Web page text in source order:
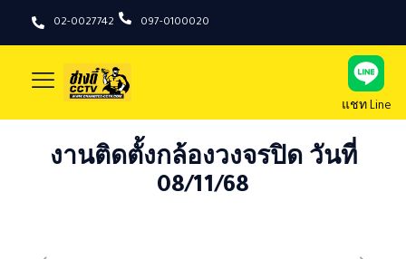
02-0027742 097-0100020
แชท Line
งานติดตั้งกล้องวงจรปิด วันที่
08/11/68